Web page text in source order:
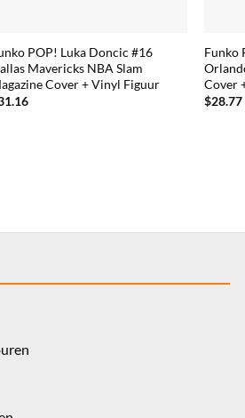
POP! Luka Doncic #16
Mavericks NBA Slam
Cover + Vinyl Figuur
Funko
Cover
$28.77